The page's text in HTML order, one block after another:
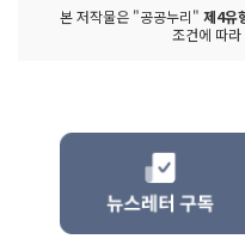
본 저작물은 "공공누리" 제4유
조건에 따